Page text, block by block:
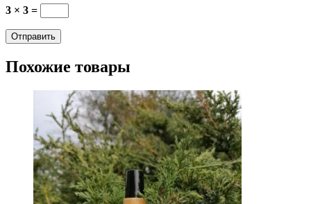
3 × 3 =
Похожие товары